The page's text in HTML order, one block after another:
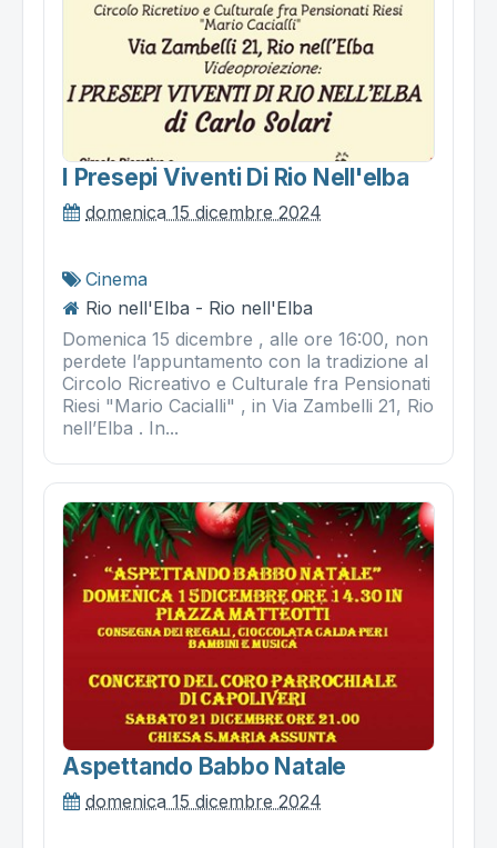
I Presepi Viventi Di Rio Nell'elba
domenica 15 dicembre 2024
Cinema
Rio nell'Elba - Rio nell'Elba
Domenica 15 dicembre , alle ore 16:00, non
perdete l’appuntamento con la tradizione al
Circolo Ricreativo e Culturale fra Pensionati
Riesi "Mario Cacialli" , in Via Zambelli 21, Rio
nell’Elba . In...
Aspettando Babbo Natale
domenica 15 dicembre 2024